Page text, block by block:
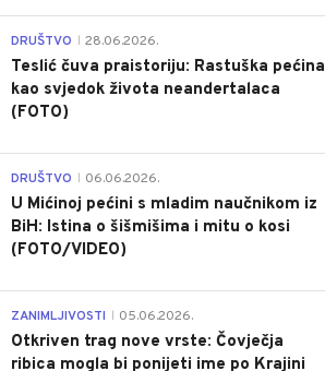
DRUŠTVO 28.06.2026.
Teslić čuva praistoriju: Rastuška pećina
kao svjedok života neandertalaca
(FOTO)
DRUŠTVO 06.06.2026.
U Mićinoj pećini s mladim naučnikom iz
BiH: Istina o šišmišima i mitu o kosi
(FOTO/VIDEO)
ZANIMLJIVOSTI 05.06.2026.
Otkriven trag nove vrste: Čovječja
ribica mogla bi ponijeti ime po Krajini